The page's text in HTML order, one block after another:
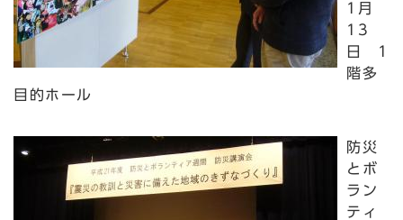
1月
13
日 1
階多
目的ホール
防災
とボ
ラン
ティ